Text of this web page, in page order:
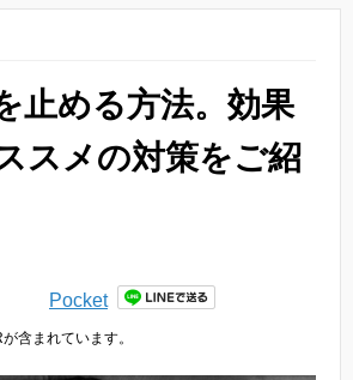
止める方法。効果
スメの対策をご紹
Pocket
含まれています。